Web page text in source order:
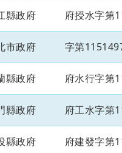
縣政府 府授水字第
市政府 字第
縣政府 府水行字第
縣政府 府工水字第
縣政府 府建發字第